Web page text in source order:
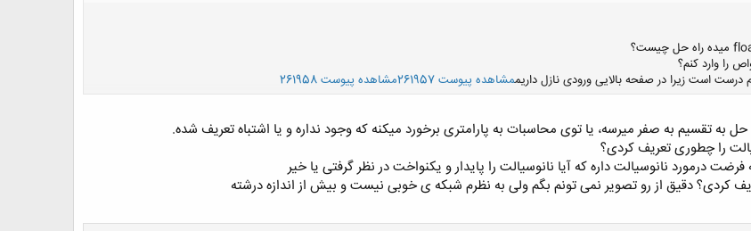
را وارد کنم؟
است زیرا در صفحه بالایی ورودی نازل داریممشاهده پیوست 261957 مشاهده پیوست 261958
کلیک کنید تا باز شود...
تقسیم به صفر میرسه، یا توی محاسبات به پارامتری برخورد میکنه که وجود نداره و یا اشتباه تعریف شده.
درمورد نانوسیالت داره که آیا نانوسیالت را پایدار و یکنواخت در نظر گرفتی یا خیر
کردی؟ دقیق از رو تصویر نمی تونم بگم ولی به نظرم شبکه ی خوبی نیست و بیش از اندازه درشته